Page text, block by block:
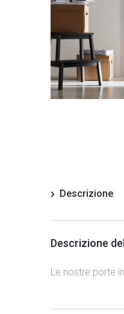
Descrizione
Descrizione
Le nostre porte